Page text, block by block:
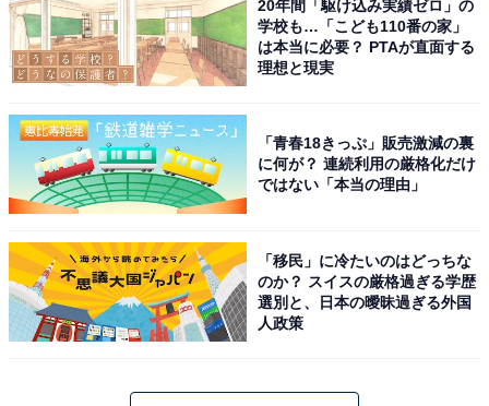
20年間「駆け込み実績ゼロ」の
学校も…「こども110番の家」
は本当に必要？ PTAが直面する
理想と現実
「青春18きっぷ」販売激減の裏
に何が？ 連続利用の厳格化だけ
ではない「本当の理由」
「移民」に冷たいのはどっちな
のか？ スイスの厳格過ぎる学歴
選別と、日本の曖昧過ぎる外国
人政策